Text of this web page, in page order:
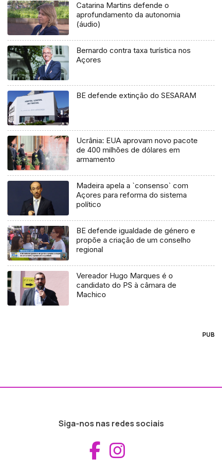
Catarina Martins defende o
aprofundamento da autonomia
(áudio)
Bernardo contra taxa turística nos
Açores
BE defende extinção do SESARAM
Ucrânia: EUA aprovam novo pacote
de 400 milhões de dólares em
armamento
Madeira apela a `consenso` com
Açores para reforma do sistema
político
BE defende igualdade de género e
propõe a criação de um conselho
regional
Vereador Hugo Marques é o
candidato do PS à câmara de
Machico
PUB
Siga-nos nas redes sociais
Aceder ao